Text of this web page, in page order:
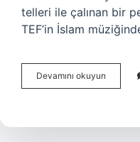
telleri ile çalınan bir
TEF’in İslam
Devamını okuyun
Hangi
Kullanılır